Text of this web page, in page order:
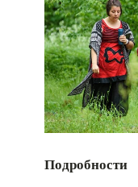
Подробности